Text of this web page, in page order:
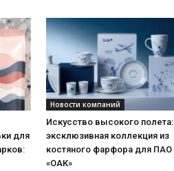
для
Новости компаний
Искусство высокого полета:
эксклюзивная коллекция из
костяного фарфора для ПАО
«ОАК»